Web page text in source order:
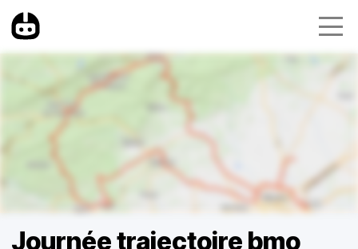
Journée trajectoire bmo